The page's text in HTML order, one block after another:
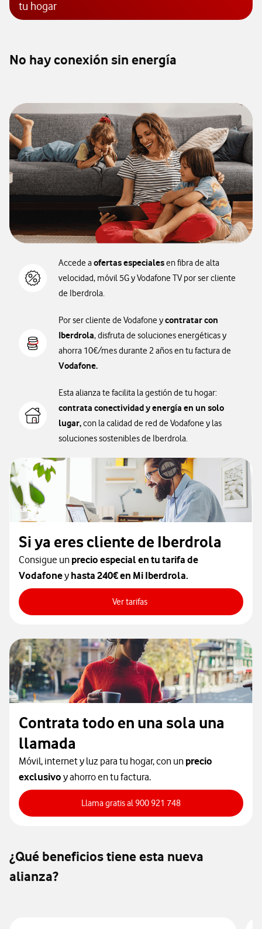
tu hogar
No hay conexión sin energía
Accede aofertas especialesen fibra de alta
velocidad, móvil 5G y Vodafone TV por ser cliente
de Iberdrola.
Por ser cliente de Vodafone ycontratar con
Iberdrola, disfruta de soluciones energéticas y
ahorra 10€/mes durante 2 años en tu factura de
Vodafone.
Esta alianza te facilita la gestión de tu hogar:
contrata conectividad y energía en un solo
lugar,con la calidad de red de Vodafone y las
soluciones sostenibles de Iberdrola.
Si ya eres cliente de Iberdrola
Consigue un precio especial en tu tarifa de
Vodafoney hasta 240€ en Mi Iberdrola.
Ver tarifas
Contrata todo en una sola una
llamada
Móvil, internet y luz para tu hogar, con un precio
exclusivo y ahorro en tu factura.
Llama gratis al 900 921 748Llama gratis al 900
¿Qué beneficios tiene esta nueva
alianza?